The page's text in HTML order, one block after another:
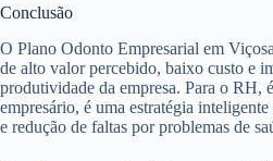
Conclusão
O Plano Odonto Empresarial em
de alto valor percebido, baixo custo e
produtividade da empresa. Para o RH,
empresário, é uma estratégia
e redução de faltas por problemas de